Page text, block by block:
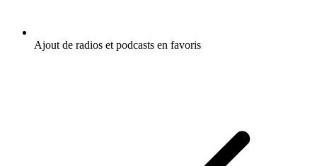
Ajout de radios et podcasts en favoris